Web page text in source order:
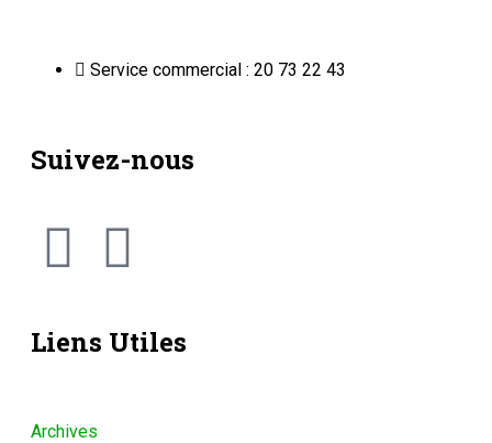
Service commercial : 20 73 22 43
Suivez-nous
Liens Utiles
Archives